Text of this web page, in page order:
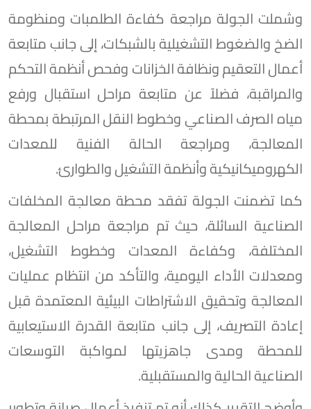
وشملت الجولة مراجعة كفاءة الطلمبات ومنظومة
الضخ والضغوط التشغيلية بالشبكات، إلى جانب متابعة
أعمال التعقيم ونظافة الخزانات وفحص أنظمة التحكم
والمراقبة، فضلاً عن متابعة مراحل استقبال ورفع
مياه الصرف الصناعي وخطوط النقل المرتبطة بمحطة
المعالجة، ومراجعة الحالة الفنية للمعدات
الكهروميكانيكية وأنظمة التشغيل والطوارئ.
كما تضمنت الجولة تفقد محطة معالجة المخلفات
الصناعية السائلة، حيث تم مراجعة مراحل المعالجة
المختلفة، وكفاءة المعدات وخطوط التشغيل،
ومعدلات الأداء اليومية، والتأكد من انتظام عمليات
المعالجة وتحقيق الاشتراطات البيئية المعتمدة قبل
إعادة التصريف، إلى جانب متابعة القدرة الاستيعابية
للمحطة ومدى جاهزيتها لمواكبة التوسعات
الصناعية الحالية والمستقبلية.